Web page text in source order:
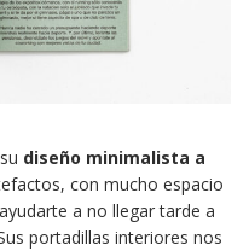
diseño minimalista a
con mucho espacio
a no llegar tarde a
portadillas interiores nos